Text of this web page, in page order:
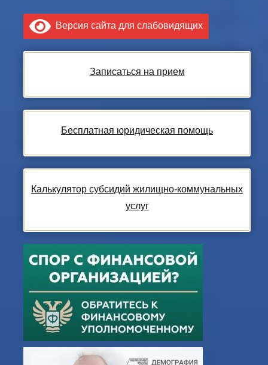
Версия сайта для слабовидящих
Записаться на прием
Бесплатная юридическая помощь
Калькулятор субсидий жилищно-коммунальных
услуг